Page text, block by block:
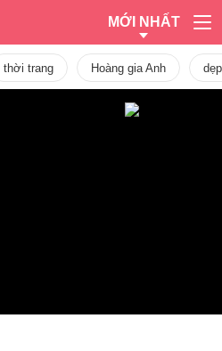
MỚI NHẤT
thời trang Hoàng gia Anh dẹp